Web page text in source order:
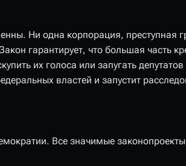
Ни одна корпорация, преступная
гарантирует, что большая часть
их голоса или запугать
властей и запустит
Все значимые